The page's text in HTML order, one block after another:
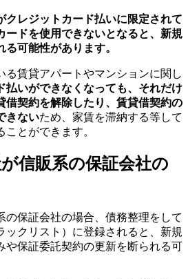
クレジットカード払いに限定されて
ードを使用できないとなると、新規
可能性があります。
る賃貸アパートやマンションに関し
払いができなくなっても、それだけ
借契約を解除したり、賃貸借契約の
きないため、家賃を滞納する等して
とができます。
信販系の保証会社の
の保証会社の場合、債務整理をして
ックリスト）に登録されると、新規
や保証委託契約の更新を断られる可